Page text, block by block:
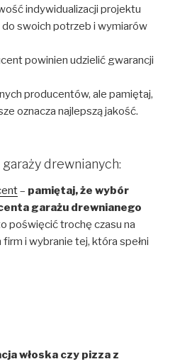
indywidualizacji projektu
swoich potrzeb i wymiarów
powinien udzielić gwarancji
producentów, ale pamiętaj,
oznacza najlepszą jakość.
drewnianych:
– pamiętaj, że wybór
garażu drewnianego
poświęcić trochę czasu na
i wybranie tej, która spełni
włoska czy pizza z